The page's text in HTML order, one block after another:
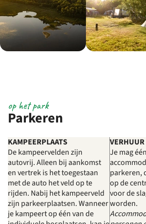
Parkeren
op het park
KAMPEERPLAATS
De kampeervelden zijn
autovrij. Alleen bij aankomst
en vertrek is het toegestaan
met de auto het veld op te
rijden. Nabij het kampeerveld
zijn parkeerplaatsen. Wanneer
je kampeert op één van de
VERHUUR
Je mag
parkeren,
op de
voor de
worden.